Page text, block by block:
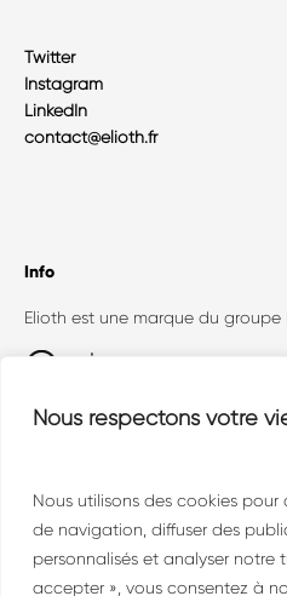
Nous respectons votre
Nous utilisons des cookies
de navigation, diffuser des
personnalisés et analyser notre
accepter », vous consentez à
Twitter
Instagram
LinkedIn
contact@elioth.fr
Info
Elioth est une marque du groupe
Egis Concept (Elioth + Openergy)
collectif où dialoguent toutes les